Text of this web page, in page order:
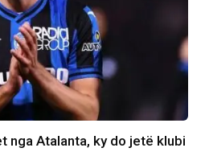
nga Atalanta, ky do jetë klubi